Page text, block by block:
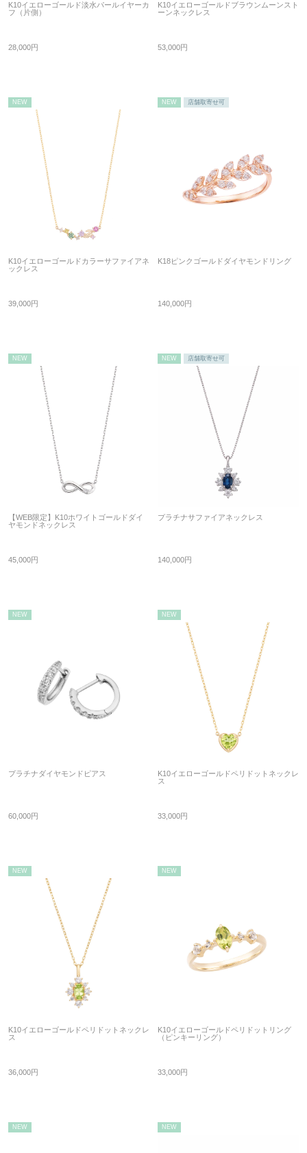
K10イエローゴールド淡水パールイヤーカ
フ（片側）
28,000円
K10イエローゴールドブラウンムーンスト
ーンネックレス
53,000円
NEW
K10イエローゴールドカラーサファイアネ
ックレス
39,000円
NEW 店舗取寄せ可
K18ピンクゴールドダイヤモンドリング
140,000円
NEW
【WEB限定】K10ホワイトゴールドダイ
ヤモンドネックレス
45,000円
NEW 店舗取寄せ可
プラチナサファイアネックレス
140,000円
NEW
プラチナダイヤモンドピアス
60,000円
NEW
K10イエローゴールドペリドットネックレ
ス
33,000円
NEW
K10イエローゴールドペリドットネックレ
ス
36,000円
NEW
K10イエローゴールドペリドットリング
（ピンキーリング）
33,000円
NEW NEW